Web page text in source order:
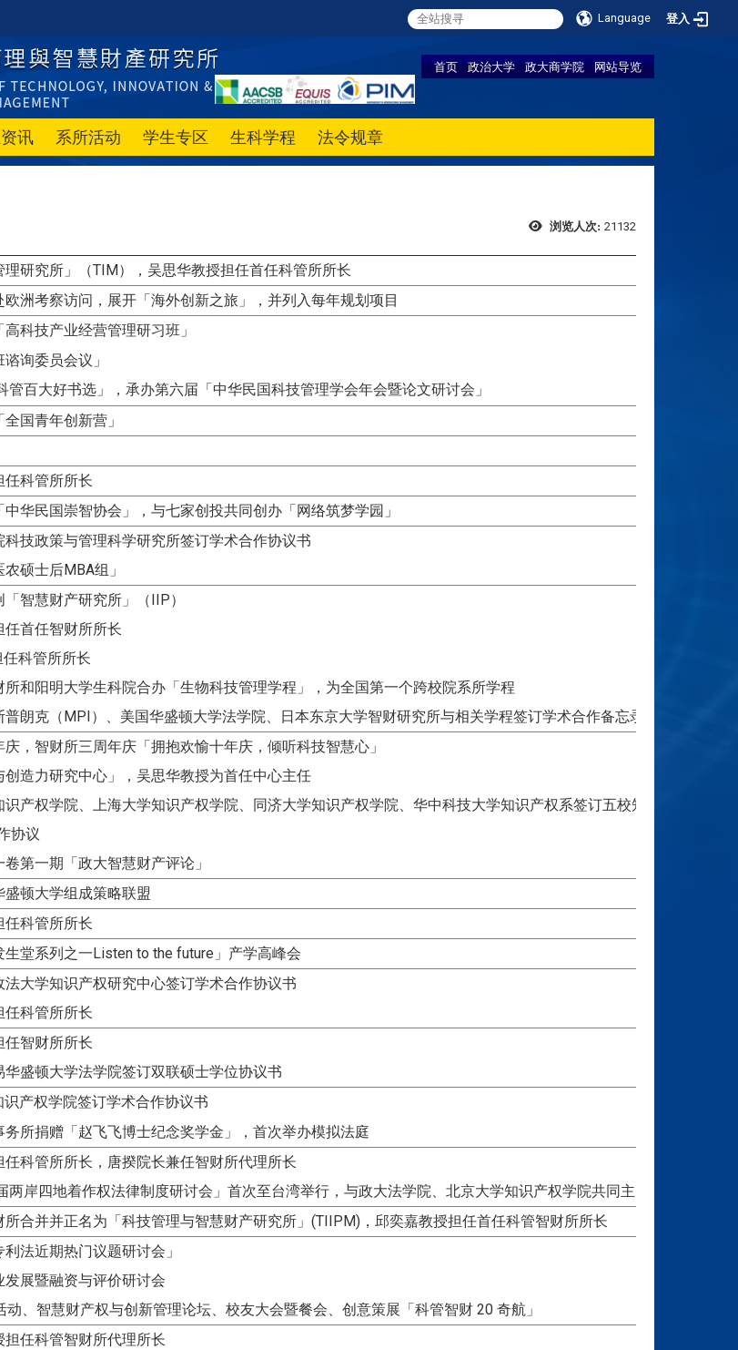
Language 登入
首页 政治大学 政大商学院 网站导览
讯 系所活动 学生专区 生科学程 法令规章
浏览人次: 21132
研究所」（TIM），吴思华教授担任首任科管所所长
洲考察访问，展开「海外创新之旅」，并列入每年规划项目
科技产业经营管理研习班」
询委员会议」
管百大好书选」，承办第六届「中华民国科技管理学会年会暨论文研讨会」
国青年创新营」
任科管所所长
华民国崇智协会」，与七家创投共同创办「网络筑梦学园」
技政策与管理科学研究所签订学术合作协议书
硕士后MBA组」
智慧财产研究所」（IIP）
首任智财所所长
管所所长
和阳明大学生科院合办「生物科技管理学程」，为全国第一个跨校院系所学程
朗克（MPI）、美国华盛顿大学法学院、日本东京大学智财研究所与相关学程签订学术合作备忘录
，智财所三周年庆「拥抱欢愉十年庆，倾听科技智慧心」
造力研究中心」，吴思华教授为首任中心主任
产权学院、上海大学知识产权学院、同济大学知识产权学院、华中科技大学知识产权系签订五校知识产权
协议
第一期「政大智慧财产评论」
顿大学组成策略联盟
任科管所所长
堂系列之一Listen to the future」产学高峰会
大学知识产权研究中心签订学术合作协议书
任科管所所长
任智财所所长
华盛顿大学法学院签订双联硕士学位协议书
产权学院签订学术合作协议书
所捐赠「赵飞飞博士纪念奖学金」，首次举办模拟法庭
科管所所长，唐揆院长兼任智财所代理所长
两岸四地着作权法律制度研讨会」首次至台湾举行，与政大法学院、北京大学知识产权学院共同主办
所合并并正名为「科技管理与智慧财产研究所」(TIIPM)，邱奕嘉教授担任首任科管智财所所长
法近期热门议题研讨会」
展暨融资与评价研讨会
、智慧财产权与创新管理论坛、校友大会暨餐会、创意策展「科管智财 20 奇航」
任科管智财所代理所长